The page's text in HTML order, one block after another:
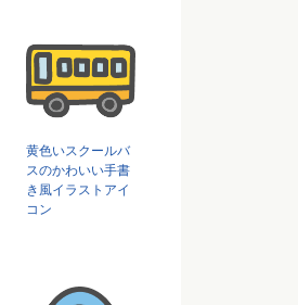
黄色いスクールバ
スのかわいい手書
き風イラストアイ
コン